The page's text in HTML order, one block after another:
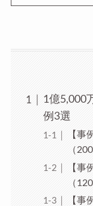
1億5,000
例3選
【事
（
【事
（
【事